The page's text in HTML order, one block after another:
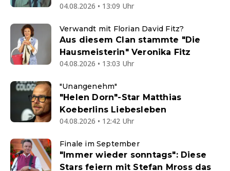
04.08.2026 • 13:09 Uhr
Verwandt mit Florian David Fitz?
Aus diesem Clan stammte "Die
Hausmeisterin" Veronika Fitz
04.08.2026 • 13:03 Uhr
"Unangenehm"
"Helen Dorn"-Star Matthias
Koeberlins Liebesleben
04.08.2026 • 12:42 Uhr
Finale im September
"Immer wieder sonntags": Diese
Stars feiern mit Stefan Mross das